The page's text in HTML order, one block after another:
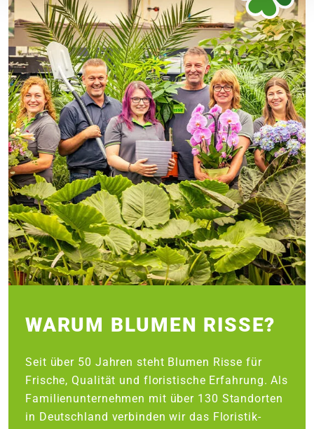
WARUM BLUMEN RISSE?
Seit über 50 Jahren steht Blumen Risse für
Frische, Qualität und floristische Erfahrung. Als
Familienunternehmen mit über 130 Standorten
in Deutschland verbinden wir das Floristik-